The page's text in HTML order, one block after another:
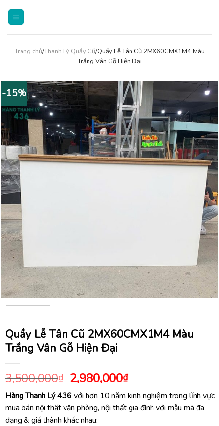
Trang chủ/Thanh Lý Quầy Cũ/Quầy Lễ Tân Cũ 2MX60CMX1M4 Màu
Trắng Vân Gỗ Hiện Đại
-15%
Quầy Lễ Tân Cũ 2MX60CMX1M4 Màu
Trắng Vân Gỗ Hiện Đại
3,500,000₫ Giá
gốc
là:
3,500,000₫.
2,980,000₫Giá
hiện
tại
là:
Hàng Thanh Lý 436 với hơn 10 năm kinh nghiệm trong lĩnh vực
mua bán nội thất văn phòng, nội thất gia đình với mẫu mã đa
dạng & giá thành khác nhau: